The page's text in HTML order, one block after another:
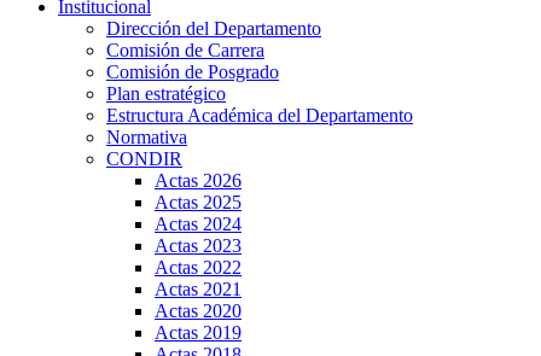
Institucional
Dirección del Departamento
Comisión de Carrera
Comisión de Posgrado
Plan estratégico
Estructura Académica del Departamento
Normativa
CONDIR
Actas 2026
Actas 2025
Actas 2024
Actas 2023
Actas 2022
Actas 2021
Actas 2020
Actas 2019